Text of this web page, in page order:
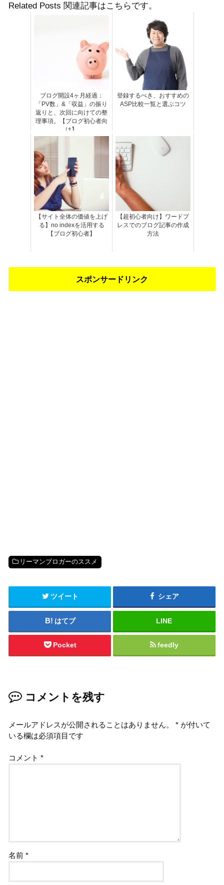
Related Posts 関連記事はこちらです。
ブログ開設4ヶ月経過：
「PV数」&「収益」の振り
返りと、次回に向けての整
理事項。【ブログ初心者向
け】
登録するべき、おすすめの
ASP比較一覧と選ぶコツ
【サイト全体の価値を上げ
る】no indexを活用する
【ブログ初心者】
【超初心者向け】ワードプ
レスでのブログ記事の作成
方法
スポンサードリンク
リーマンブロガーのススメ
ツイート シェア
はてブ LINE
Pocket feedly
コメントを残す
メールアドレスが公開されることはありません。 * が付いて
いる欄は必須項目です
コメント*
名前*